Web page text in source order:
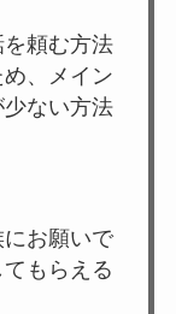
頼む方法
、メイン
ない方法
お願いで
もらえる